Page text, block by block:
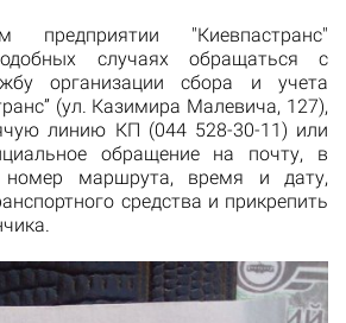
предприятии "Киевпастранс"
случаях обращаться с
организации сбора и учета
(ул. Казимира Малевича, 127),
линию КП (044 528-30-11) или
обращение на почту, в
номер маршрута, время и дату,
средства и прикрепить